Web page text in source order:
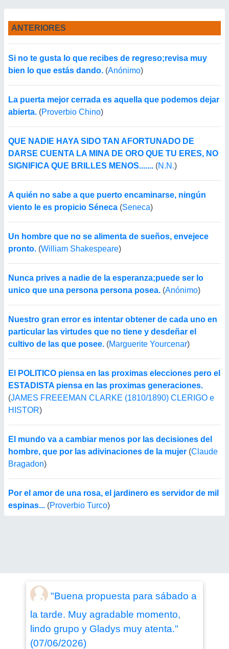
ANTERIORES
Si no te gusta lo que recibes de regreso;revisa muy
bien lo que estás dando. (Anónimo)
La puerta mejor cerrada es aquella que podemos dejar
abierta. (Proverbio Chino)
QUE NADIE HAYA SIDO TAN AFORTUNADO DE
DARSE CUENTA LA MINA DE ORO QUE TU ERES, NO
SIGNIFICA QUE BRILLES MENOS....... (N.N.)
A quién no sabe a que puerto encaminarse, ningún
viento le es propicio Séneca (Seneca)
Un hombre que no se alimenta de sueños, envejece
pronto. (William Shakespeare)
Nunca prives a nadie de la esperanza;puede ser lo
unico que una persona persona posea. (Anónimo)
Nuestro gran error es intentar obtener de cada uno en
particular las virtudes que no tiene y desdeñar el
cultivo de las que posee. (Marguerite Yourcenar)
El POLITICO piensa en las proximas elecciones pero el
ESTADISTA piensa en las proximas generaciones.
(JAMES FREEEMAN CLARKE (1810/1890) CLERIGO e
HISTOR)
El mundo va a cambiar menos por las decisiones del
hombre, que por las adivinaciones de la mujer (Claude
Bragadon)
Por el amor de una rosa, el jardinero es servidor de mil
espinas... (Proverbio Turco)
"Buena propuesta para sábado a
la tarde. Muy agradable momento,
lindo grupo y Gladys muy atenta."
(07/06/2026)